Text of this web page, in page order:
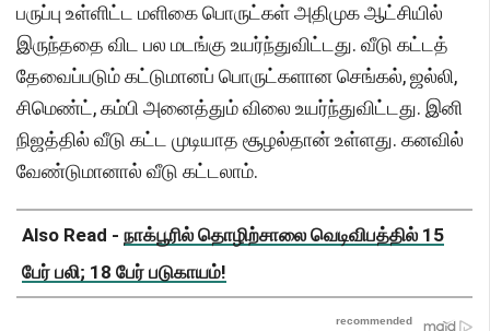
பருப்பு உள்ளிட்ட மளிகை பொருட்கள் அதிமுக ஆட்சியில்
இருந்ததை விட பல மடங்கு உயர்ந்துவிட்டது. வீடு கட்டத்
தேவைப்படும் கட்டுமானப் பொருட்களான செங்கல், ஜல்லி,
சிமெண்ட், கம்பி அனைத்தும் விலை உயர்ந்துவிட்டது. இனி
நிஜத்தில் வீடு கட்ட முடியாத சூழல்தான் உள்ளது. கனவில்
வேண்டுமானால் வீடு கட்டலாம்.
Also Read - நாக்பூரில் தொழிற்சாலை வெடிவிபத்தில் 15
பேர் பலி; 18 பேர் படுகாயம்!